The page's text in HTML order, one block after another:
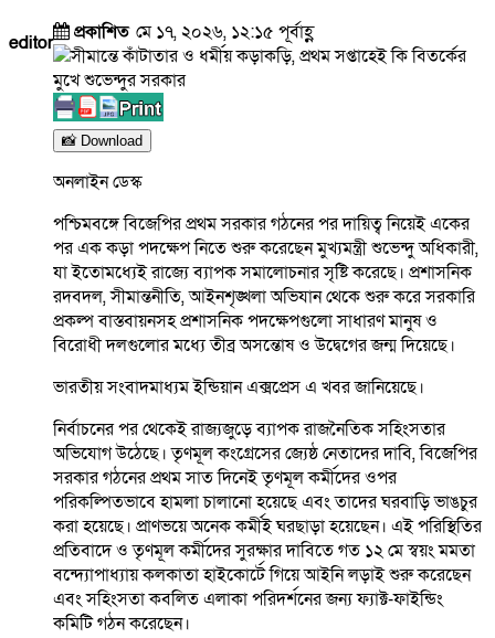
editor প্রকাশিত মে ১৭, ২০২৬, ১২:১৫ পূর্বাহ্ণ
📸 Download
অনলাইন ডেস্ক
পশ্চিমবঙ্গে বিজেপির প্রথম সরকার গঠনের পর দায়িত্ব নিয়েই একের
পর এক কড়া পদক্ষেপ নিতে শুরু করেছেন মুখ্যমন্ত্রী শুভেন্দু অধিকারী,
যা ইতোমধ্যেই রাজ্যে ব্যাপক সমালোচনার সৃষ্টি করেছে। প্রশাসনিক
রদবদল, সীমান্তনীতি, আইনশৃঙ্খলা অভিযান থেকে শুরু করে সরকারি
প্রকল্প বাস্তবায়নসহ প্রশাসনিক পদক্ষেপগুলো সাধারণ মানুষ ও
বিরোধী দলগুলোর মধ্যে তীব্র অসন্তোষ ও উদ্বেগের জন্ম দিয়েছে।
ভারতীয় সংবাদমাধ্যম ইন্ডিয়ান এক্সপ্রেস এ খবর জানিয়েছে।
নির্বাচনের পর থেকেই রাজ্যজুড়ে ব্যাপক রাজনৈতিক সহিংসতার
অভিযোগ উঠেছে। তৃণমূল কংগ্রেসের জ্যেষ্ঠ নেতাদের দাবি, বিজেপির
সরকার গঠনের প্রথম সাত দিনেই তৃণমূল কর্মীদের ওপর
পরিকল্পিতভাবে হামলা চালানো হয়েছে এবং তাদের ঘরবাড়ি ভাঙচুর
করা হয়েছে। প্রাণভয়ে অনেক কর্মীই ঘরছাড়া হয়েছেন। এই পরিস্থিতির
প্রতিবাদে ও তৃণমূল কর্মীদের সুরক্ষার দাবিতে গত ১২ মে স্বয়ং মমতা
বন্দ্যোপাধ্যায় কলকাতা হাইকোর্টে গিয়ে আইনি লড়াই শুরু করেছেন
এবং সহিংসতা কবলিত এলাকা পরিদর্শনের জন্য ফ্যাক্ট-ফাইন্ডিং
কমিটি গঠন করেছেন।